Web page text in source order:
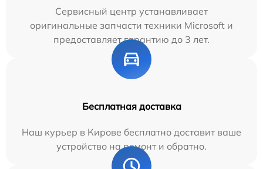
Сервисный центр устанавливает
оригинальные запчасти техники Microsoft и
предоставляет гарантию до 3 лет.
Бесплатная доставка
Наш курьер в Кирове бесплатно доставит ваше
устройство на ремонт и обратно.